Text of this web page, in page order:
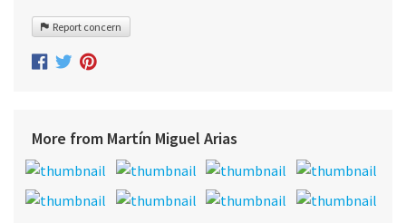
Report concern
More from Martín Miguel Arias